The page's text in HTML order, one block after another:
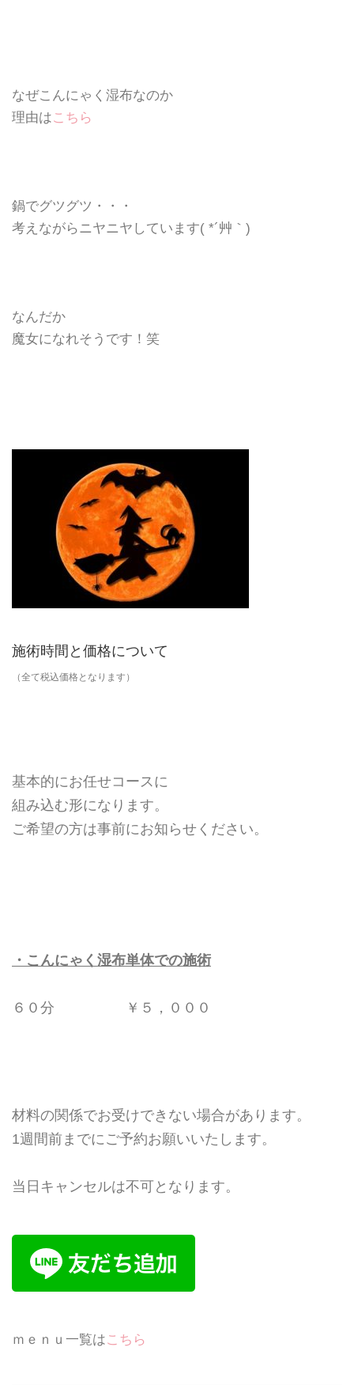
なぜこんにゃく湿布なのか
理由はこちら
鍋でグツグツ・・・
考えながらニヤニヤしています( *´艸｀)
なんだか
魔女になれそうです！笑
施術時間と価格について
（全て税込価格となります）
基本的にお任せコースに
組み込む形になります。
ご希望の方は事前にお知らせください。
・こんにゃく湿布単体での施術
６０分 ￥５，０００
材料の関係でお受けできない場合があります。
1週間前までにご予約お願いいたします。
当日キャンセルは不可となります。
ｍｅｎｕ一覧はこちら